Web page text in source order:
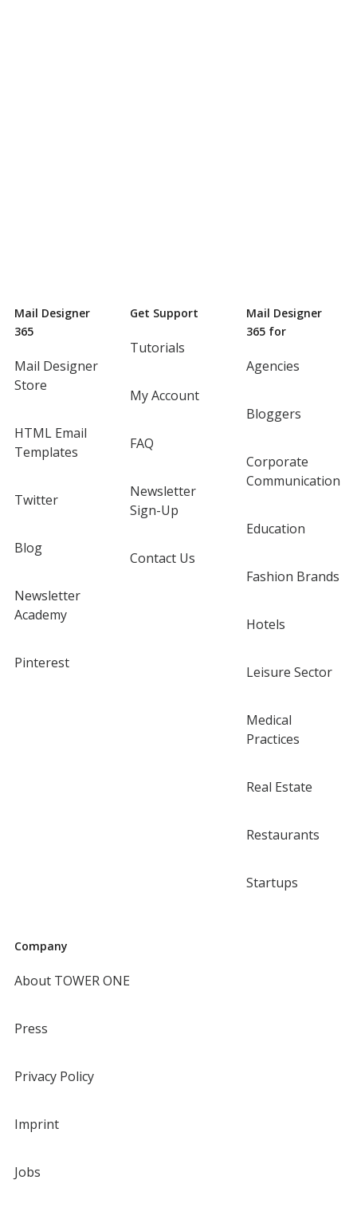
Mail Designer
365
Mail Designer
Store
HTML Email
Templates
Twitter
Blog
Newsletter
Academy
Pinterest
Get Support
Tutorials
My Account
FAQ
Newsletter
Sign-Up
Contact Us
Mail Designer
365 for
Agencies
Bloggers
Corporate
Communication
Education
Fashion Brands
Hotels
Leisure Sector
Medical
Practices
Real Estate
Restaurants
Startups
Company
About TOWER ONE
Press
Privacy Policy
Imprint
Jobs